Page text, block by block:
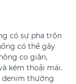
có sự pha trộn
có thể gây
co giãn,
kém thoải mái.
denim thường